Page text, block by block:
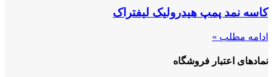
کاسه نمد پمپ هیدرولیک لیفتراک
ادامه مطلب »
نمادهای اعتبار فروشگاه